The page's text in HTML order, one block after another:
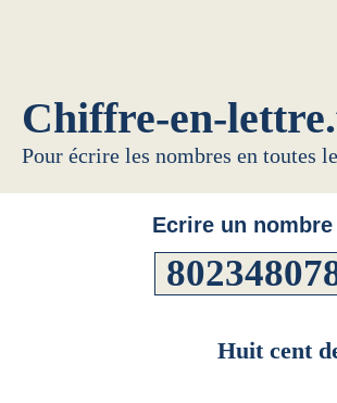
Chiffre-en-
Pour écrire les nombres en toutes
Ecrire un
Huit cent deux